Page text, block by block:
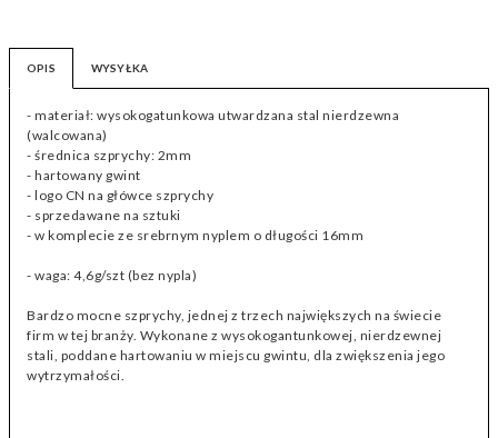
OPIS WYSYŁKA
- materiał: wysokogatunkowa utwardzana stal nierdzewna
(walcowana)
- średnica szprychy: 2mm
- hartowany gwint
- logo CN na główce szprychy
- sprzedawane na sztuki
- w komplecie ze srebrnym nyplem o długości 16mm
- waga: 4,6g/szt (bez nypla)
Bardzo mocne szprychy, jednej z trzech największych na świecie
firm w tej branży. Wykonane z wysokogantunkowej, nierdzewnej
stali, poddane hartowaniu w miejscu gwintu, dla zwiększenia jego
wytrzymałości.